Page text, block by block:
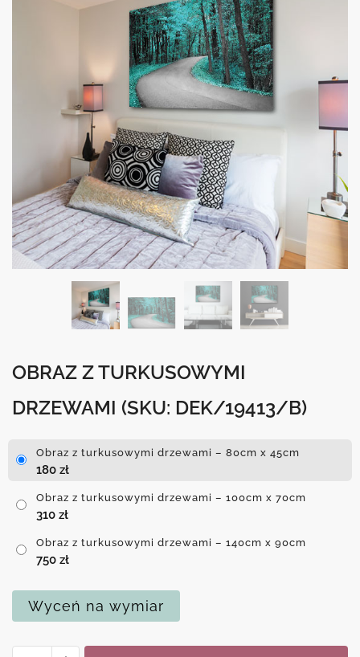
OBRAZ Z TURKUSOWYMI
DRZEWAMI (SKU: DEK/19413/B)
Obraz z turkusowymi drzewami – 80cm x 45cm
180 zł
Obraz z turkusowymi drzewami – 100cm x 70cm
310 zł
Obraz z turkusowymi drzewami – 140cm x 90cm
750 zł
Wyceń na wymiar